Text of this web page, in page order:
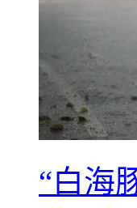
“白海